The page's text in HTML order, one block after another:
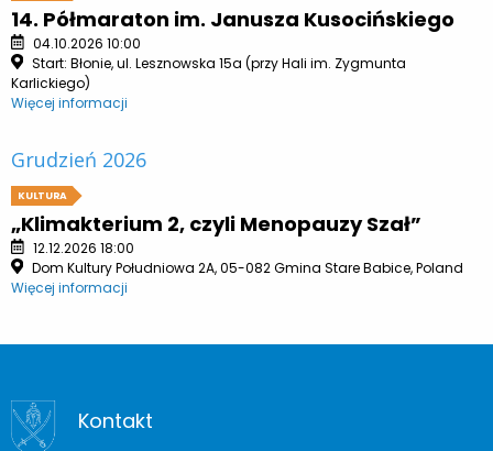
14. Półmaraton im. Janusza Kusocińskiego
04.10.2026 10:00
Start: Błonie, ul. Lesznowska 15a (przy Hali im. Zygmunta
Karlickiego)
Więcej informacji
Grudzień 2026
KULTURA
„Klimakterium 2, czyli Menopauzy Szał”
12.12.2026 18:00
Dom Kultury Południowa 2A, 05-082 Gmina Stare Babice, Poland
Więcej informacji
Kontakt